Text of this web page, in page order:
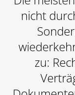
nicht
zu: